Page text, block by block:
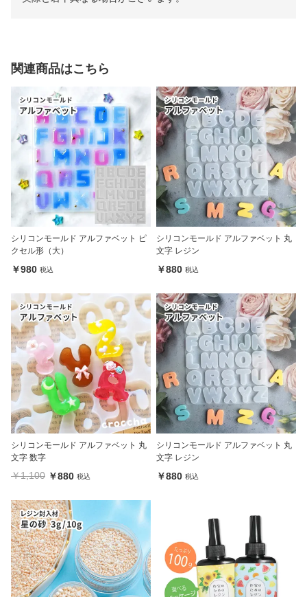
関連商品はこちら
シリコンモールド アルファベット ピ
クセル形（大）
￥980 税込
シリコンモールド アルファベット 丸
文字 レジン
￥880 税込
シリコンモールド アルファベット 丸
文字 数字
￥1,100 ￥880 税込
シリコンモールド アルファベット 丸
文字 レジン
￥880 税込